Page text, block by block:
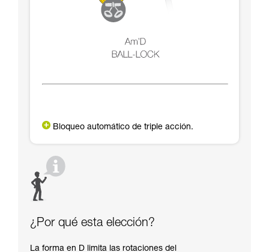
Bloqueo automático de triple acción.
¿Por qué esta elección?
La forma en D limita las rotaciones del